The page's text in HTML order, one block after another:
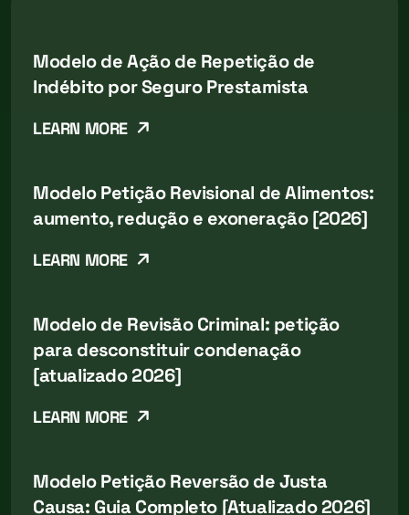
Modelo de Ação de Repetição de
Indébito por Seguro Prestamista
LEARN MORE
Modelo Petição Revisional de Alimentos:
aumento, redução e exoneração [2026]
LEARN MORE
Modelo de Revisão Criminal: petição
para desconstituir condenação
[atualizado 2026]
LEARN MORE
Modelo Petição Reversão de Justa
Causa: Guia Completo [Atualizado 2026]